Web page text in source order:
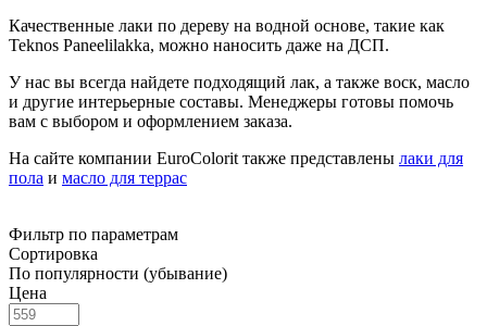
Качественные лаки по дереву на водной основе, такие как
Teknos Paneelilakka, можно наносить даже на ДСП.
У нас вы всегда найдете подходящий лак, а также воск, масло
и другие интерьерные составы. Менеджеры готовы помочь
вам с выбором и оформлением заказа.
На сайте компании EuroColorit также представлены лаки для
пола и масло для террас
Фильтр по параметрам
Сортировка
По популярности (убывание)
Цена